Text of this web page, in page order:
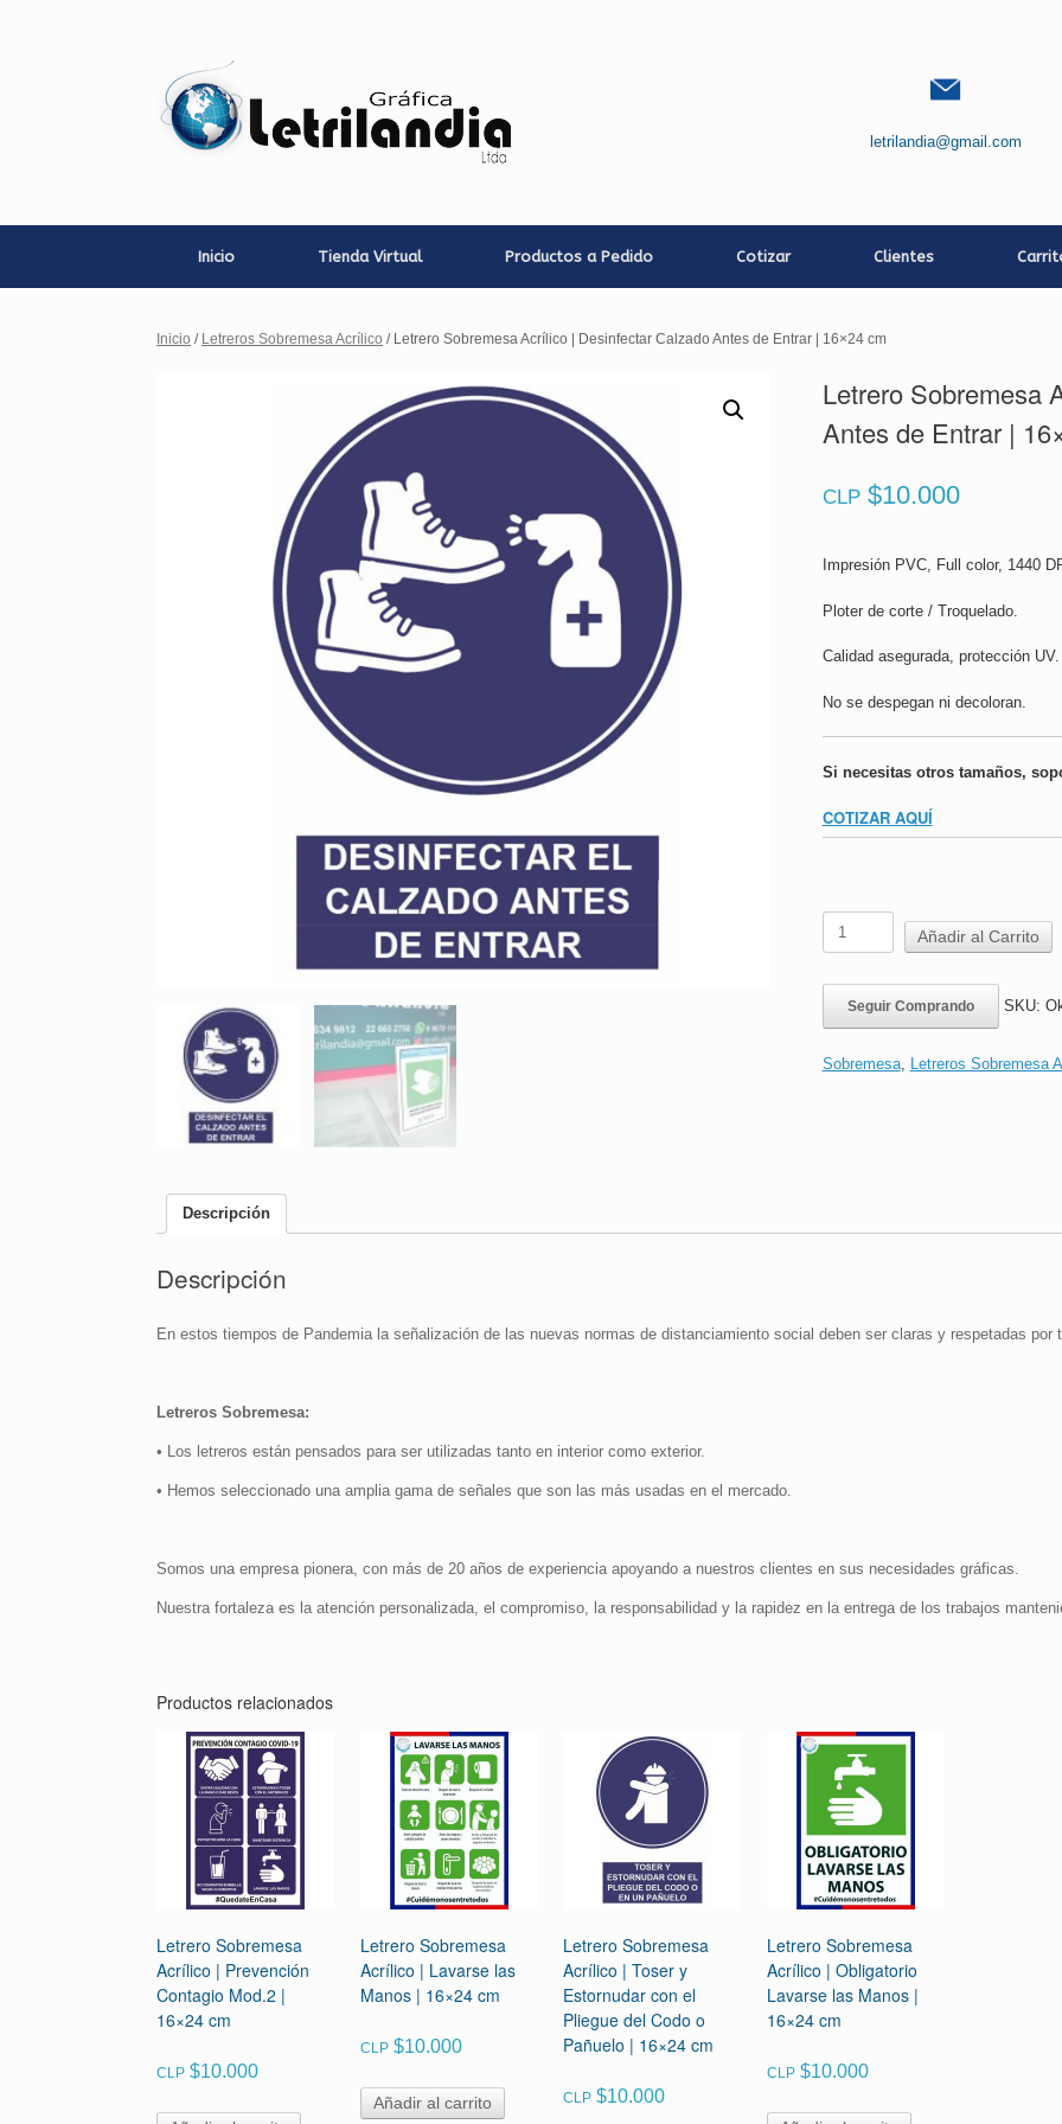
letrilandia@gmail.com
Inicio Tienda Virtual Productos a Pedido Cotizar Clientes
Inicio / Letreros Sobremesa Acrílico / Letrero Sobremesa Acrílico | Desinfectar Calzado Antes de Entrar | 16×24 cm
Letrero Sobremesa
Antes de Entrar |
CLP $10.000
Impresión PVC, Full color, 1440
Ploter de corte / Troquelado.
Calidad asegurada, protección UV.
No se despegan ni decoloran.
Si necesitas otros tamaños,
COTIZAR AQUÍ
Letrero
Sobremesa
|
Desinfectar
Calzado
de
Añadir al Carrito
Seguir Comprando SKU:
Sobremesa, Letreros Sobremesa
Descripción
Descripción
En estos tiempos de Pandemia la señalización de las nuevas normas de distanciamiento social deben ser claras y respetadas por
Letreros Sobremesa:
• Los letreros están pensados para ser utilizadas tanto en interior como exterior.
• Hemos seleccionado una amplia gama de señales que son las más usadas en el mercado.
Somos una empresa pionera, con más de 20 años de experiencia apoyando a nuestros clientes en sus necesidades gráficas.
Nuestra fortaleza es la atención personalizada, el compromiso, la responsabilidad y la rapidez en la entrega de los trabajos
Productos relacionados
Letrero Sobremesa
Acrílico | Prevención
Contagio Mod.2 |
16×24 cm
CLP $10.000
Letrero Sobremesa
Acrílico | Lavarse las
Manos | 16×24 cm
CLP $10.000
Añadir al carrito
Letrero Sobremesa
Acrílico | Toser y
Estornudar con el
Pliegue del Codo o
Pañuelo | 16×24 cm
CLP $10.000
Letrero Sobremesa
Acrílico | Obligatorio
Lavarse las Manos |
16×24 cm
CLP $10.000